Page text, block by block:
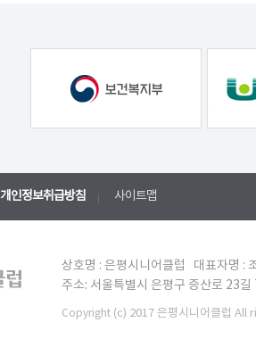
개인정보취급방침 사이트맵
상호명 : 은평시니어클럽 대표자명
주소: 서울특별시 은평구 증산로
Copyright (c) 2017 은평시니어클럽